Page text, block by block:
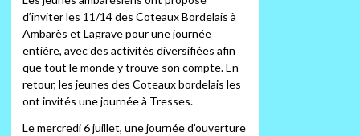
d’inviter les 11/14 des Coteaux Bordelais à
Ambarès et Lagrave pour une journée
entière, avec des activités diversifiées afin
que tout le monde y trouve son compte. En
retour, les jeunes des Coteaux bordelais les
ont invités une journée à Tresses.
Le mercredi 6 juillet, une journée d’ouverture